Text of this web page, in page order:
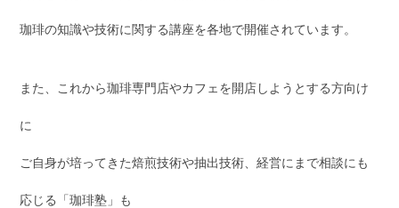
珈琲の知識や技術に関する講座を各地で開催されています。
また、これから珈琲専門店やカフェを開店しようとする方向け
に
ご自身が培ってきた焙煎技術や抽出技術、経営にまで相談にも
応じる「珈琲塾」も